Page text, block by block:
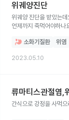
위궤양진단
위궤양 진단을 받았는
언제까지 죽먹어야하나
소화기질환 위염
2023.05.10
류마티스관절염,
간식으로 강정을 사먹